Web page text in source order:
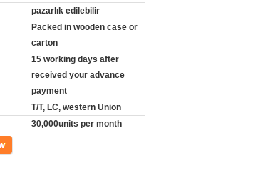
pazarlık edilebilir
Packed in wooden case or
carton
15 working days after
received your advance
payment
T/T, LC, western Union
30,000units per month